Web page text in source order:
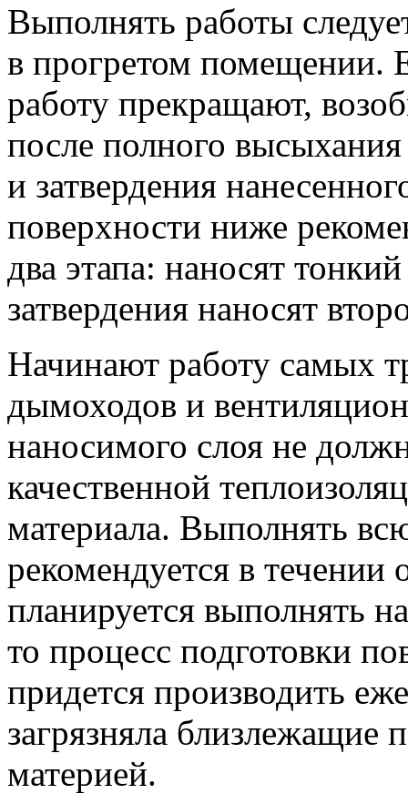
Выполнять работы
в прогретом помещении.
работу прекращают,
после полного
и затвердения
поверхности ниже
два этапа: наносят
затвердения наносят
Начинают работу самых
дымоходов и
наносимого слоя не
качественной
материала. Выполнять
рекомендуется в течении
планируется выполнять
то процесс подготовки
придется производить
загрязняла близлежащие
материей.